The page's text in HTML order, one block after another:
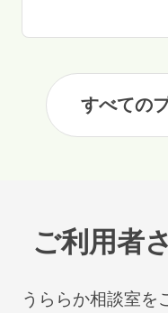
すべての
ご利用者
うららか相談室を